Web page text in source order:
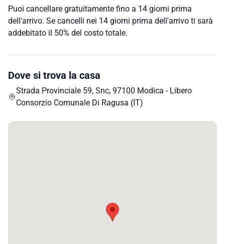
Puoi cancellare gratuitamente fino a 14 giorni prima
dell'arrivo. Se cancelli nei 14 giorni prima dell'arrivo ti sarà
addebitato il 50% del costo totale.
Dove si trova la casa
Strada Provinciale 59, Snc, 97100 Modica - Libero
Consorzio Comunale Di Ragusa (IT)